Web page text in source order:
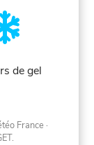
de gel
France ·